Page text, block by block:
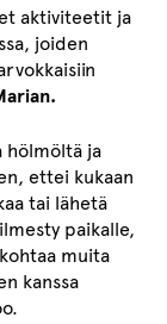
aktiviteetit ja
joiden
hölmöltä ja
ettei kukaan
tai lähetä
paikalle,
muita
kanssa